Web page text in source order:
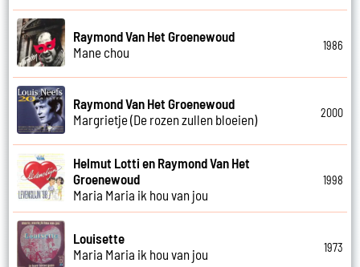
Raymond Van Het Groenewoud
Mane chou
1986
Raymond Van Het Groenewoud
Margrietje (De rozen zullen bloeien)
2000
Helmut Lotti en Raymond Van Het
Groenewoud
Maria Maria ik hou van jou
1998
Louisette
Maria Maria ik hou van jou
1973